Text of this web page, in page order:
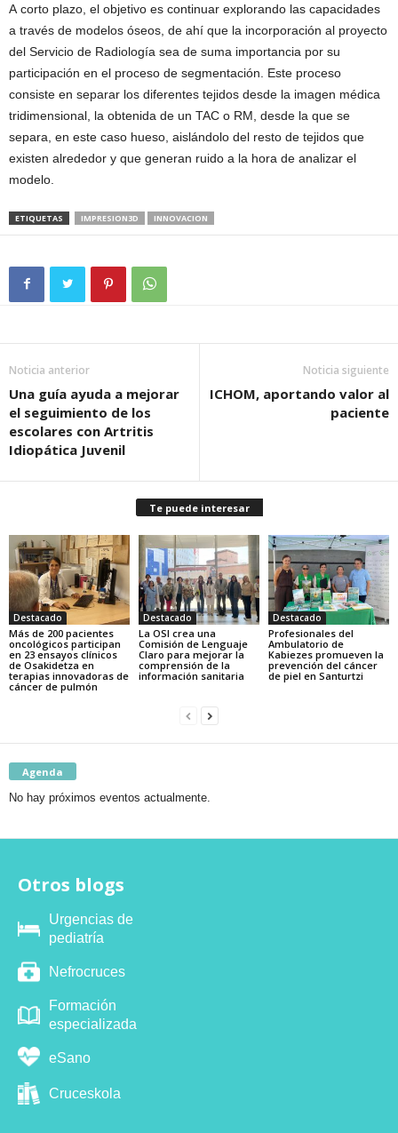
A corto plazo, el objetivo es continuar explorando las capacidades
a través de modelos óseos, de ahí que la incorporación al proyecto
del Servicio de Radiología sea de suma importancia por su
participación en el proceso de segmentación. Este proceso
consiste en separar los diferentes tejidos desde la imagen médica
tridimensional, la obtenida de un TAC o RM, desde la que se
separa, en este caso hueso, aislándolo del resto de tejidos que
existen alrededor y que generan ruido a la hora de analizar el
modelo.
ETIQUETAS IMPRESION3D INNOVACION
Noticia anterior
Una guía ayuda a mejorar
el seguimiento de los
escolares con Artritis
Idiopática Juvenil
Noticia siguiente
ICHOM, aportando valor al
paciente
Te puede interesar
Destacado
Más de 200 pacientes
oncológicos participan
en 23 ensayos clínicos
de Osakidetza en
terapias innovadoras de
cáncer de pulmón
Destacado
La OSI crea una
Comisión de Lenguaje
Claro para mejorar la
comprensión de la
información sanitaria
Destacado
Profesionales del
Ambulatorio de
Kabiezes promueven la
prevención del cáncer
de piel en Santurtzi
Agenda
No hay próximos eventos actualmente.
Otros blogs
Urgencias de
pediatría
Nefrocruces
Formación
especializada
eSano
Cruceskola